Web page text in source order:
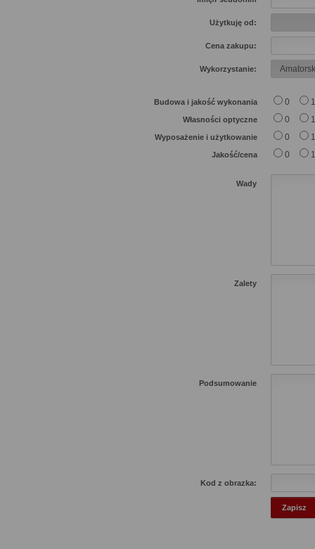
Użytkuję od:
Cena zakupu:
Wykorzystanie:
Budowa i jakość wykonania 0 1
Własności optyczne 0 1
Wyposażenie i użytkowanie 0 1
Jakość/cena 0 1
Wady
Zalety
Podsumowanie
Kod z obrazka: